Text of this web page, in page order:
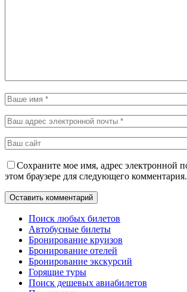
Сохраните мое имя, адрес электронной
этом браузере для следующего комментария.
Поиск любых билетов
Автобусные билеты
Бронирование круизов
Бронирование отелей
Бронирование экскурсий
Горящие туры
Поиск дешевых авиабилетов